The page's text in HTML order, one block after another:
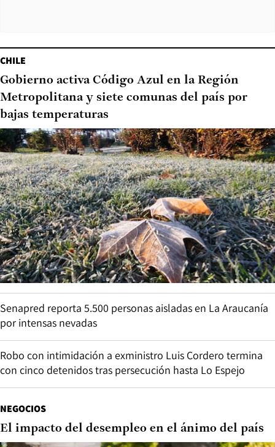
CHILE
Gobierno activa Código Azul en la Región
Metropolitana y siete comunas del país por
bajas temperaturas
Senapred reporta 5.500 personas aisladas en La Araucanía
por intensas nevadas
Robo con intimidación a exministro Luis Cordero termina
con cinco detenidos tras persecución hasta Lo Espejo
NEGOCIOS
El impacto del desempleo en el ánimo del país